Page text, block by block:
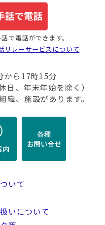
で電話ができます。
リレーサービスについて
から17時15分
日、年末年始を除く）
、施設があります。
いて
いについて